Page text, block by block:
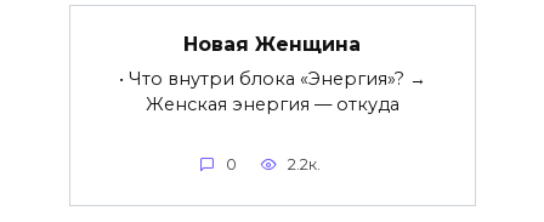
Новая Женщина
• Что внутри блока «Энергия»? →
Женская энергия — откуда
0 2.2к.